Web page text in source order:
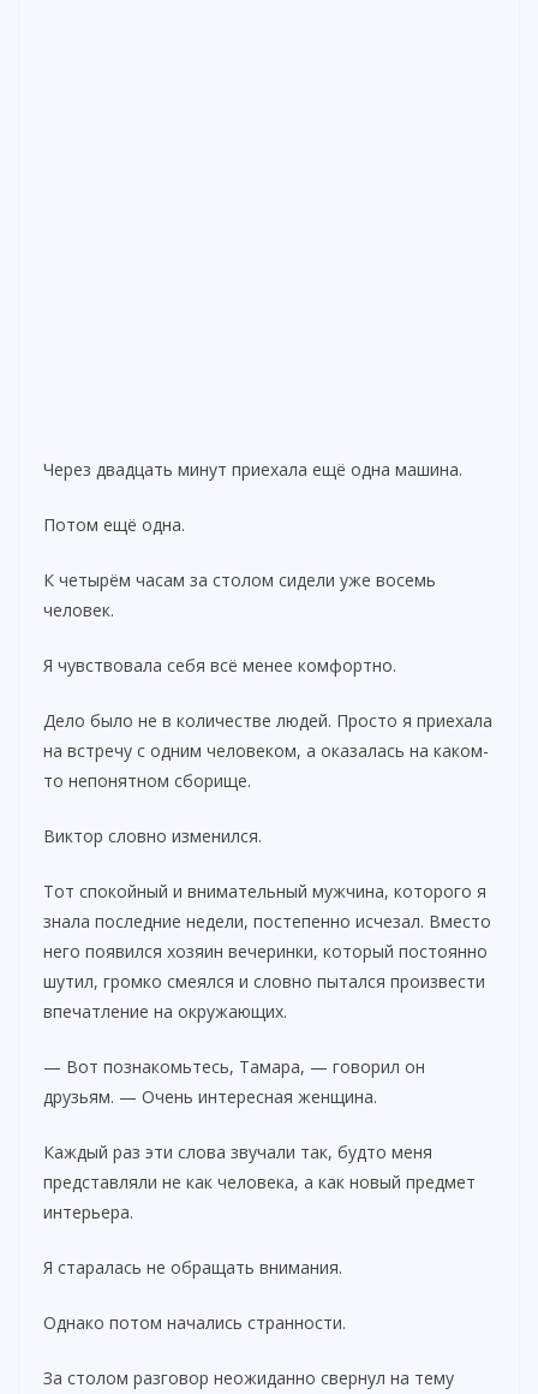
Через двадцать минут приехала ещё одна машина.
Потом ещё одна.
К четырём часам за столом сидели уже восемь
человек.
Я чувствовала себя всё менее комфортно.
Дело было не в количестве людей. Просто я приехала
на встречу с одним человеком, а оказалась на каком-
то непонятном сборище.
Виктор словно изменился.
Тот спокойный и внимательный мужчина, которого я
знала последние недели, постепенно исчезал. Вместо
него появился хозяин вечеринки, который постоянно
шутил, громко смеялся и словно пытался произвести
впечатление на окружающих.
— Вот познакомьтесь, Тамара, — говорил он
друзьям. — Очень интересная женщина.
Каждый раз эти слова звучали так, будто меня
представляли не как человека, а как новый предмет
интерьера.
Я старалась не обращать внимания.
Однако потом начались странности.
За столом разговор неожиданно свернул на тему